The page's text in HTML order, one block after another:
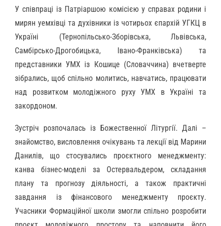
У співпраці із Патріаршою комісією у справах родини і
мирян уемхівці та духівники із чотирьох єпархій УГКЦ в
Україні (Тернопільсько-Зборівська, Львівська,
Самбірсько-Дрогобицька, Івано-Франківська) та
представники УМХ із Кошице (Словаччина) вчетверте
зібрались, щоб спільно молитись, навчатись, працювати
над розвитком молодіжного руху УМХ в Україні та
закордоном.
Зустріч розпочалась із Божественної Літургії. Далі –
знайомство, висловлення очікувань та лекції від Марини
Данилів, що стосувались проєктного менеджменту:
канва бізнес-моделі за Остервальдером, складання
плану та прогнозу діяльності, а також практичні
завдання із фінансового менеджменту проєкту.
Учасники Формаційної школи змогли спільно розробити